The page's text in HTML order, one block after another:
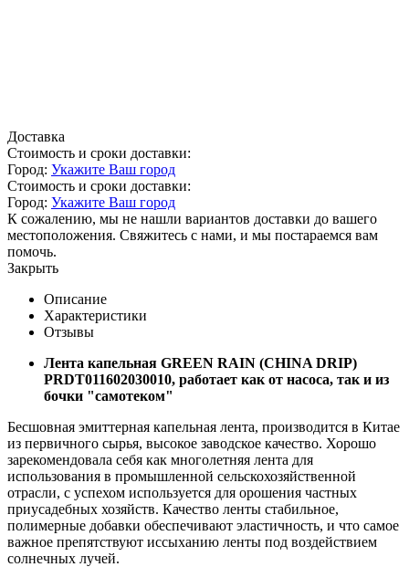
Доставка
Стоимость и сроки доставки:
Город: Укажите Ваш город
Стоимость и сроки доставки:
Город: Укажите Ваш город
К сожалению, мы не нашли вариантов доставки до вашего
местоположения. Свяжитесь с нами, и мы постараемся вам
помочь.
Закрыть
Описание
Характеристики
Отзывы
Лента капельная GREEN RAIN (CHINA DRIP)
PRDT011602030010, работает как от насоса, так и из
бочки "самотеком"
Бесшовная эмиттерная капельная лента, производится в Китае
из первичного сырья, высокое заводское качество. Хорошо
зарекомендовала себя как многолетняя лента для
использования в промышленной сельскохозяйственной
отрасли, с успехом используется для орошения частных
приусадебных хозяйств. Качество ленты стабильное,
полимерные добавки обеспечивают эластичность, и что самое
важное препятствуют иссыханию ленты под воздействием
солнечных лучей.